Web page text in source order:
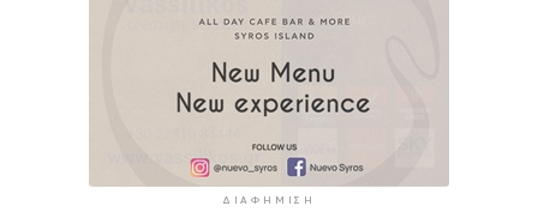
ΔΙΑΦΉΜΙΣΗ